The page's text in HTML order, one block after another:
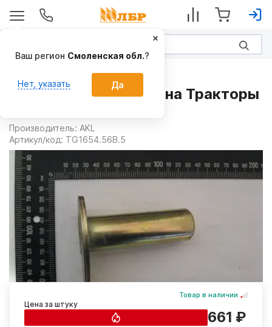
Палец TG1654.56B.5 на Тракторы
Производитель: AKL
Артикул/код: TG1654.56B.5
Товар в наличии
Цена за штуку
661 ₽
Ваш регион Смоленская обл.?
Нет, указать Да